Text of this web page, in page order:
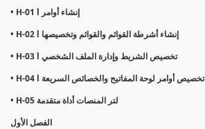
• H-01 l إنشاء أوامر
• H-02 l إنشاء أشرطة القوائم والقوائم وتخصيصها
• H-03 l تخصيص الشريط وإدارة الملف الشخصي
• H-04 l تخصيص أوامر لوحة المفاتيح والخصائص السريعة
• H-05 لتر المنصات أداة متقدمة
الفصل الأول